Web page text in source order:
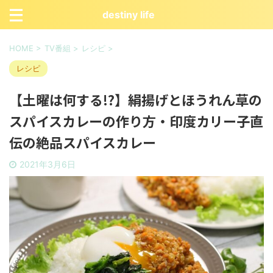
destiny life
HOME > TV番組 > レシピ >
レシピ
【土曜は何する!?】絹揚げとほうれん草の
スパイスカレーの作り方・印度カリー子直
伝の絶品スパイスカレー
2021年3月6日